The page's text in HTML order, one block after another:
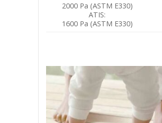
2000 Pa (ASTM E330)
ATIS:
1600 Pa (ASTM E330)